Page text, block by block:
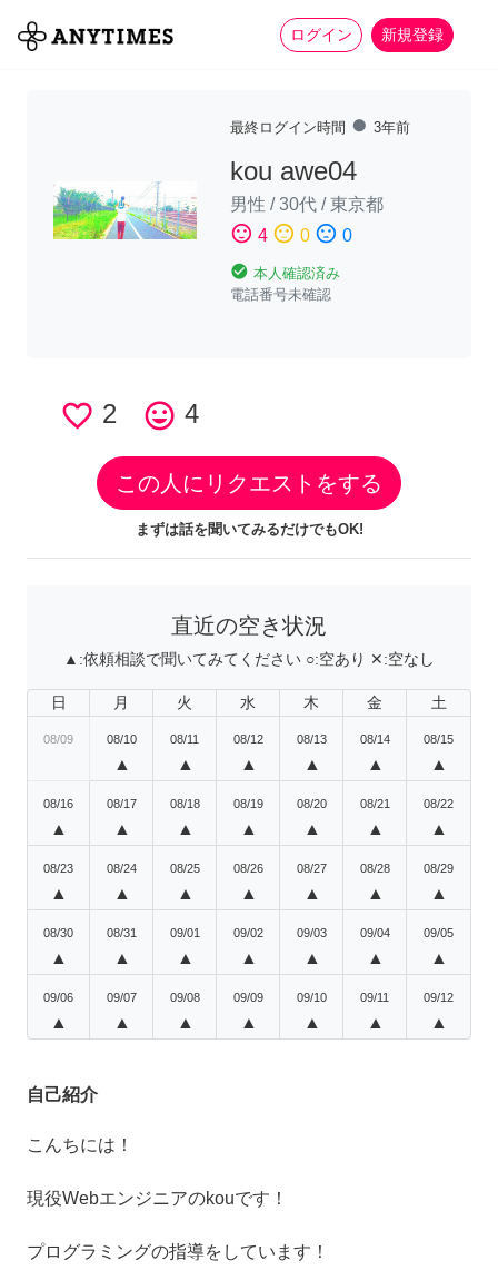
ログイン 新規登録
全て 家事 more_horiz
最終ログイン時間 fiber_manual_record 3年前
kou awe04
男性 /30代 /東京都
sentiment_satisfied 4 sentiment_neutral 0 sentiment_dissatisfied 0
check_circle 本人確認済み
電話番号未確認
favorite_border 2 tag_faces 4
この人にリクエストをする
まずは話を聞いてみるだけでもOK!
直近の空き状況
▲:依頼相談で聞いてみてください ○:空あり ✕:空なし
日 月 火 水 木 金 土
08/09 08/10
▲
08/11
▲
08/12
▲
08/13
▲
08/14
▲
08/15
▲
08/16
▲
08/17
▲
08/18
▲
08/19
▲
08/20
▲
08/21
▲
08/22
▲
08/23
▲
08/24
▲
08/25
▲
08/26
▲
08/27
▲
08/28
▲
08/29
▲
08/30
▲
08/31
▲
09/01
▲
09/02
▲
09/03
▲
09/04
▲
09/05
▲
09/06
▲
09/07
▲
09/08
▲
09/09
▲
09/10
▲
09/11
▲
09/12
▲
自己紹介
こんちには！
現役Webエンジニアのkouです！
プログラミングの指導をしています！